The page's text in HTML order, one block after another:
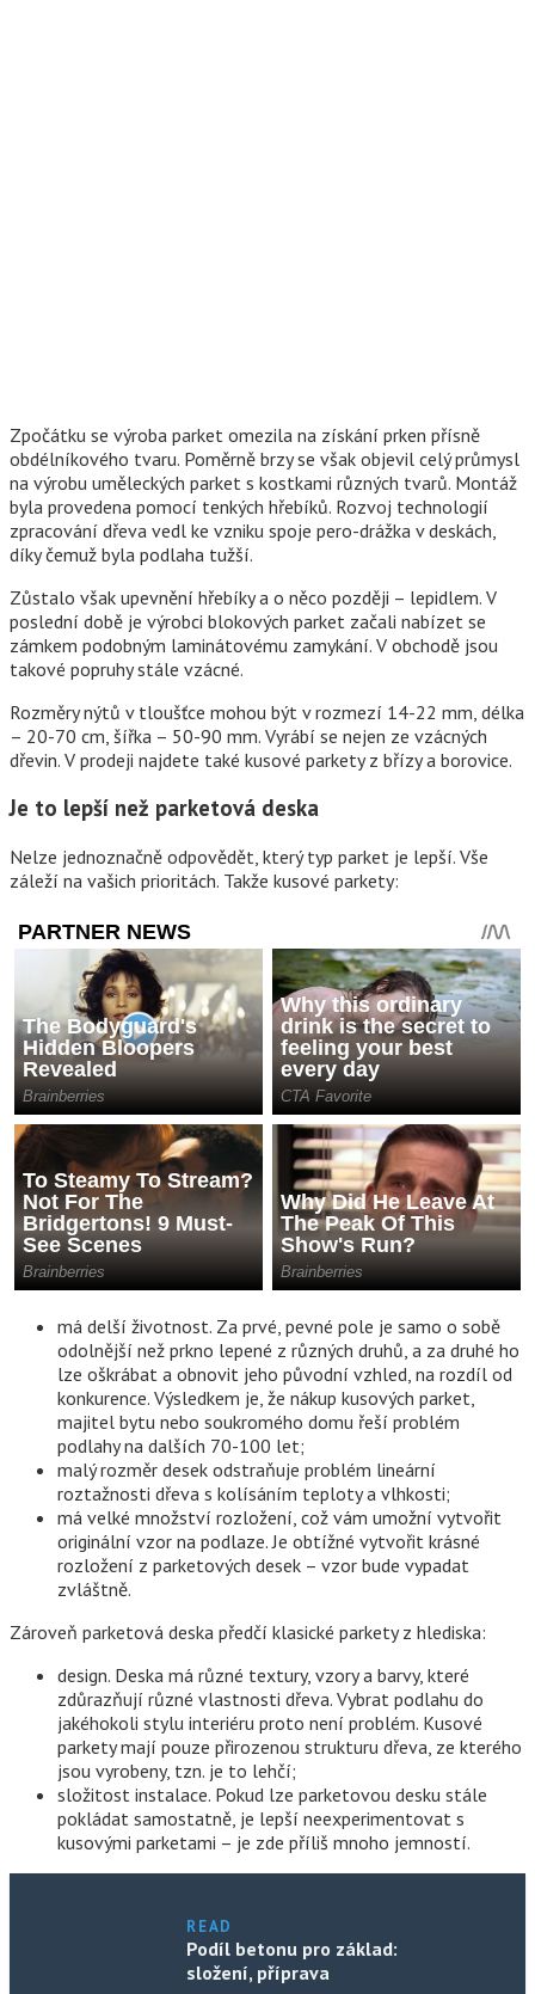
Zpočátku se výroba parket omezila na získání prken přísně
obdélníkového tvaru. Poměrně brzy se však objevil celý průmysl
na výrobu uměleckých parket s kostkami různých tvarů. Montáž
byla provedena pomocí tenkých hřebíků. Rozvoj technologií
zpracování dřeva vedl ke vzniku spoje pero-drážka v deskách,
díky čemuž byla podlaha tužší.
Zůstalo však upevnění hřebíky a o něco později – lepidlem. V
poslední době je výrobci blokových parket začali nabízet se
zámkem podobným laminátovému zamykání. V obchodě jsou
takové popruhy stále vzácné.
Rozměry nýtů v tloušťce mohou být v rozmezí 14-22 mm, délka
– 20-70 cm, šířka – 50-90 mm. Vyrábí se nejen ze vzácných
dřevin. V prodeji najdete také kusové parkety z břízy a borovice.
Je to lepší než parketová deska
Nelze jednoznačně odpovědět, který typ parket je lepší. Vše
záleží na vašich prioritách. Takže kusové parkety:
má delší životnost. Za prvé, pevné pole je samo o sobě
odolnější než prkno lepené z různých druhů, a za druhé ho
lze oškrábat a obnovit jeho původní vzhled, na rozdíl od
konkurence. Výsledkem je, že nákup kusových parket,
majitel bytu nebo soukromého domu řeší problém
podlahy na dalších 70-100 let;
malý rozměr desek odstraňuje problém lineární
roztažnosti dřeva s kolísáním teploty a vlhkosti;
má velké množství rozložení, což vám umožní vytvořit
originální vzor na podlaze. Je obtížné vytvořit krásné
rozložení z parketových desek – vzor bude vypadat
zvláštně.
Zároveň parketová deska předčí klasické parkety z hlediska:
design. Deska má různé textury, vzory a barvy, které
zdůrazňují různé vlastnosti dřeva. Vybrat podlahu do
jakéhokoli stylu interiéru proto není problém. Kusové
parkety mají pouze přirozenou strukturu dřeva, ze kterého
jsou vyrobeny, tzn. je to lehčí;
složitost instalace. Pokud lze parketovou desku stále
pokládat samostatně, je lepší neexperimentovat s
kusovými parketami – je zde příliš mnoho jemností.
READ
Podíl betonu pro základ:
složení, příprava